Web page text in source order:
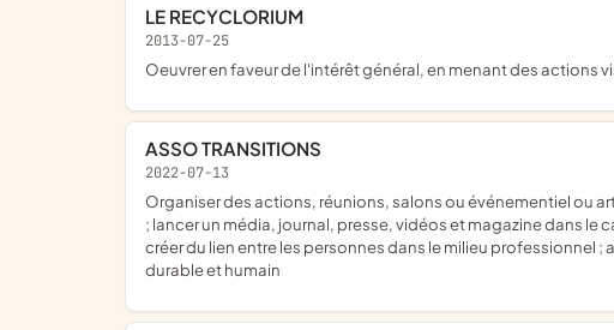
LE RECYCLORIUM
2013-07-25
oeuvrer en faveur de l'intérêt général, en menant des
ASSO TRANSITIONS
2022-07-13
organiser des actions, réunions, salons ou événementiel ou artistique qui soutiennent le développement durable et humain, la solidarité, l'éthique et les inégalités économiques
; lancer un média, journal, presse, vidéos et magazine dans
créer du lien entre les personnes dans le milieu professionnel
durable et humain